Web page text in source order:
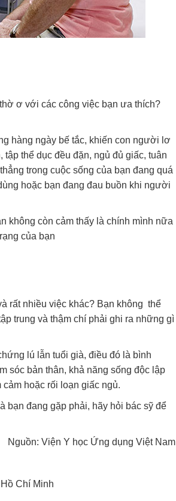
ơ với các công việc bạn ưa thích?
hàng ngày bế tắc, khiến con người lơ
thể dục đều đặn, ngủ đủ giấc, tuân
trong cuộc sống của bạn đang quá
hoặc bạn đang đau buồn khi người
không còn cảm thấy là chính mình nữa
của bạn
rất nhiều việc khác? Bạn không thể
trung và thậm chí phải ghi ra những gì
lú lẫn tuổi già, điều đó là bình
sóc bản thân, khả năng sống độc lập
hoặc rối loạn giấc ngủ.
bạn đang gặp phải, hãy hỏi bác sỹ để
Nguồn: Viện Y học Ứng dụng Việt Nam
Chí Minh